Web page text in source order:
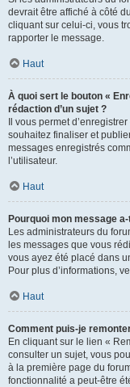
devrait être affiché à côté
cliquant sur celui-ci, vous
rapporter le message.
Haut
À quoi sert le bouton «
rédaction d’un sujet ?
Il vous permet
souhaitez finaliser et
messages enregistrés
l’utilisateur.
Haut
Pourquoi mon message
Les administrateurs du
les messages que vous
vous ayez été placé dans
Pour plus d’informations,
Haut
Comment puis-je
En cliquant sur le lien «
consulter un sujet, vous
à la première page du
fonctionnalité a peut-être